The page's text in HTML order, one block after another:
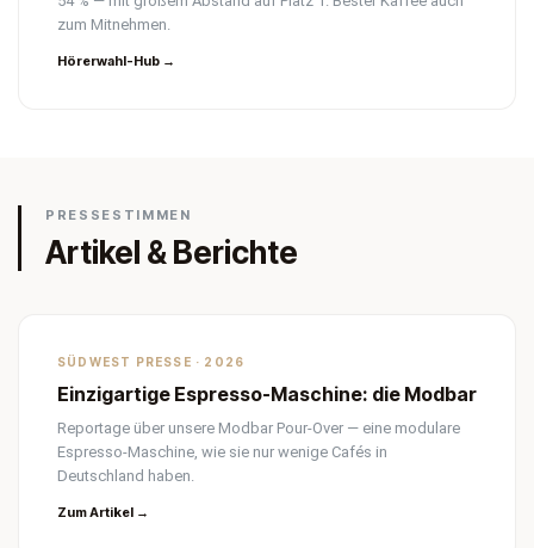
zum Mitnehmen.
Hörerwahl-Hub →
PRESSESTIMMEN
Artikel & Berichte
SÜDWEST PRESSE · 2026
Einzigartige Espresso-Maschine: die Modbar
Reportage über unsere Modbar Pour-Over — eine modulare
Espresso-Maschine, wie sie nur wenige Cafés in
Deutschland haben.
Zum Artikel →